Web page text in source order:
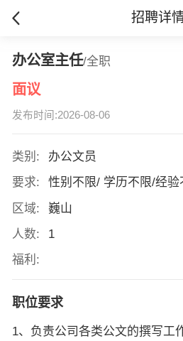
招聘详
办公室主任/全职
面议
发布时间:2026-08-06
类别:
办公文员
要求:
性别不限/ 学历不限/经验
区域:
巍山
人数:
1
福利:
职位要求
1、负责公司各类公文的撰写工